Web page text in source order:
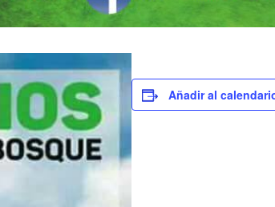
Añadir al